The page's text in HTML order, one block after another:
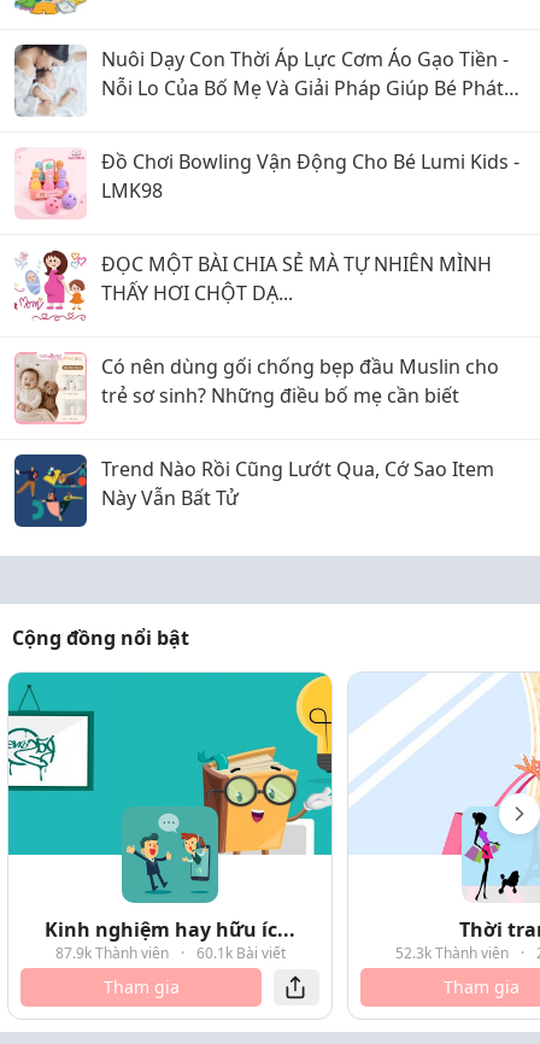
Nuôi Dạy Con Thời Áp Lực Cơm Áo Gạo Tiền -
Nỗi Lo Của Bố Mẹ Và Giải Pháp Giúp Bé Phát
Đồ Chơi Bowling Vận Động Cho Bé Lumi Kids -
LMK98
ĐỌC MỘT BÀI CHIA SẺ MÀ TỰ NHIÊN MÌNH
THẤY HƠI CHỘT DẠ...
Có nên dùng gối chống bẹp đầu Muslin cho
trẻ sơ sinh? Những điều bố mẹ cần biết
Trend Nào Rồi Cũng Lướt Qua, Cớ Sao Item
Này Vẫn Bất Tử
Cộng đồng nổi bật
Kinh nghiệm hay hữu íc...
87.9k Thành viên · 60.1k Bài viết
Tham gia
Thời
52.3k Thành viên ·
Tham gia